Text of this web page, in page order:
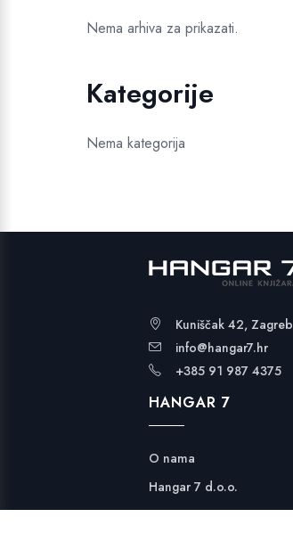
Nema arhiva za prikazati.
Kategorije
Nema kategorija
Kuniščak 42, Zagreb
info@hangar7.hr
+385 91 987 4375
HANGAR 7
O nama
Hangar 7 d.o.o.